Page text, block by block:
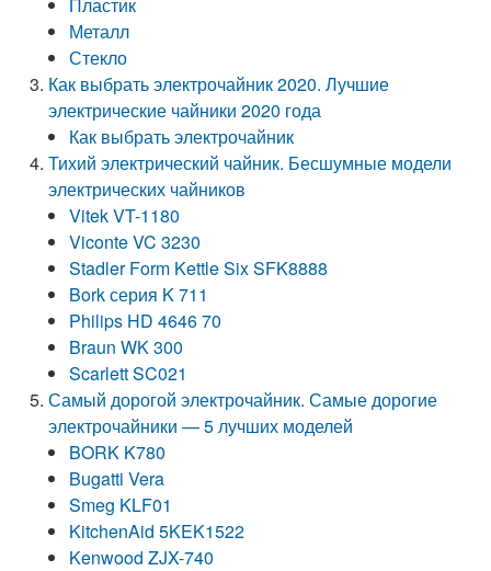
Металл
Стекло
Как выбрать электрочайник 2020. Лучшие
электрические чайники 2020 года
Как выбрать электрочайник
Тихий электрический чайник. Бесшумные модели
электрических чайников
Vitek VT-1180
Viconte VC 3230
Stadler Form Kettle Six SFK8888
Bork серия K 711
Philips HD 4646 70
Braun WK 300
Scarlett SC021
Самый дорогой электрочайник. Самые дорогие
электрочайники — 5 лучших моделей
BORK K780
Bugatti Vera
Smeg KLF01
KitchenAid 5KEK1522
Kenwood ZJX-740